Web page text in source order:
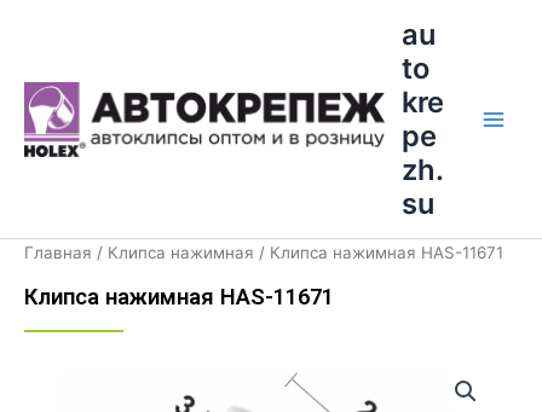
au
to
kre
pe
zh.
su
Главная / Клипса нажимная / Клипса нажимная HAS-11671
Клипса нажимная HAS-11671